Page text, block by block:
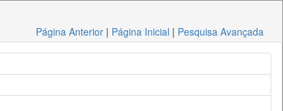
Página Anterior | Página Inicial | Pesquisa Avançada